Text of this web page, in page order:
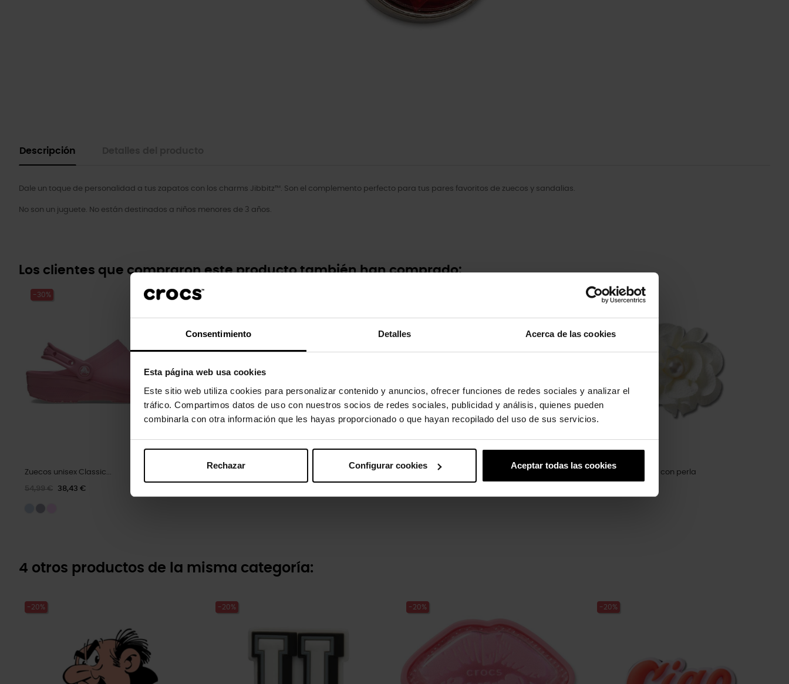
Consentimiento Detalles Acerca de las cookies
Esta página web usa cookies
Este sitio web utiliza cookies para personalizar contenido y anuncios, ofrecer funciones de redes sociales y analizar el
tráfico. Compartimos datos de uso con nuestros socios de redes sociales, publicidad y análisis, quienes pueden
combinarla con otra información que les hayas proporcionado o que hayan recopilado del uso de sus servicios.
Rechazar Configurar cookies Aceptar todas las cookies
Descripción
Dale un toque de personalidad a tus zapatos con los charms Jibbitz™. Son el complemento perfecto para tus pares favoritos de zuecos y sandalias.
No son un juguete. No están destinados a niños menores de 3 años.
Los clientes que compraron este producto también han comprado:
-30%
Zuecos unisex Classic...
54,99 € 38,43 €
Melocotón brillante
-20%
Flor de tela blanca con perla
4 otros productos de la misma categoría:
-20% -20% -20% -20%